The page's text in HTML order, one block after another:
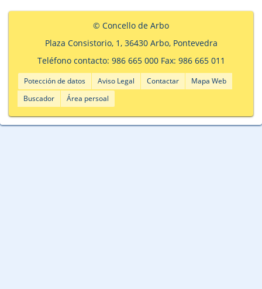
© Concello de Arbo
Plaza Consistorio, 1, 36430 Arbo, Pontevedra
Teléfono contacto: 986 665 000 Fax: 986 665 011
Potección de datos Aviso Legal Contactar
Mapa Web
Buscador
Área persoal